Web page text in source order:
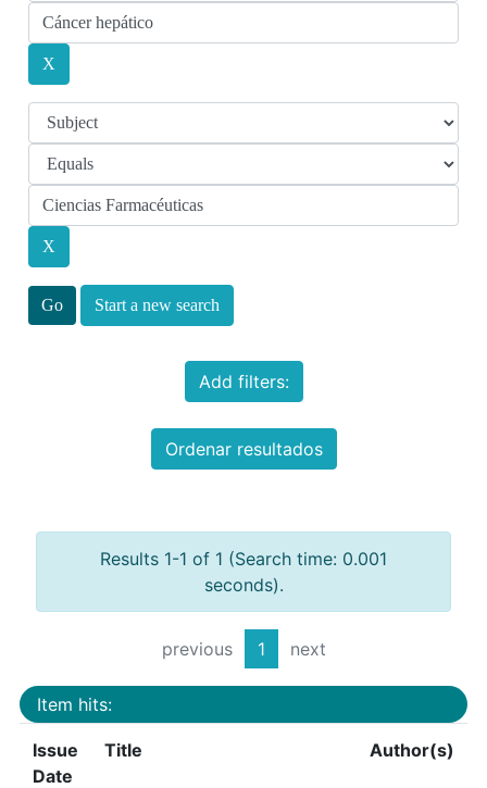
Start a new search
Add filters:
Ordenar resultados
Results 1-1 of 1 (Search time: 0.001
seconds).
previous 1 next
Item hits:
Issue
Date
Title Author(s)